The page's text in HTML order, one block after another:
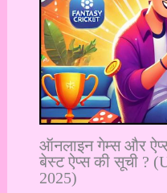
ऑनलाइन गेम्स और
बेस्ट ऐप्स की सूची ?
2025)